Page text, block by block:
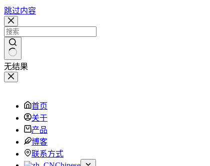
跳过内容
无结果
首页
关于
产品
博客
联系方式